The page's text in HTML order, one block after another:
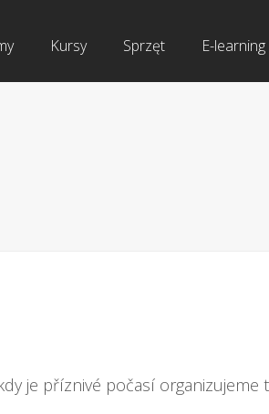
Kursy Sprzęt E-learning
je příznivé počasí organizujeme